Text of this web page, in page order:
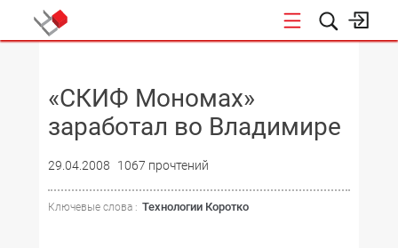
«СКИФ Мономах»
заработал во Владимире
29.04.2008 1067 прочтений
Ключевые слова : Технологии Коротко